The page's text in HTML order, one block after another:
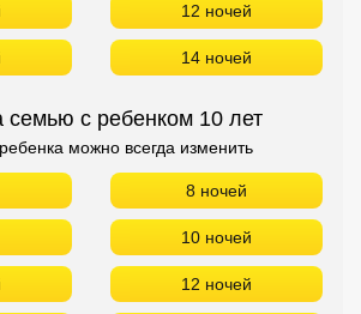
12 ночей
14 ночей
семью с ребенком 10 лет
можно всегда изменить
8 ночей
10 ночей
12 ночей